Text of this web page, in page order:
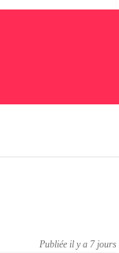
Publiée il y a 7 jours